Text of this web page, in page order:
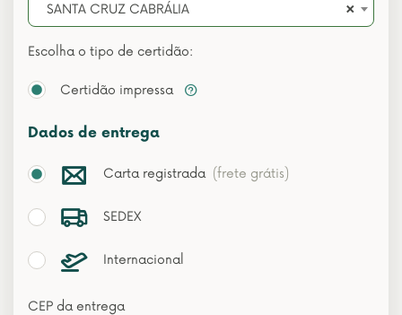
×
SANTA CRUZ CABRÁLIA
Escolha o tipo de certidão:
Certidão impressa
Dados de entrega
Carta registrada (frete grátis)
SEDEX
Internacional
CEP da entrega